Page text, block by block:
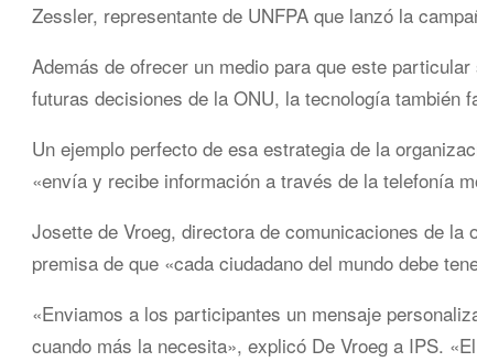
Zessler, representante de UNFPA que lanzó la
Además de ofrecer un medio para que este
futuras decisiones de la ONU, la tecnología también
Un ejemplo perfecto de esa estrategia de la
«envía y recibe información a través de la telefonía
Josette de Vroeg, directora de comunicaciones de
premisa de que «cada ciudadano del mundo debe
«Enviamos a los participantes un mensaje
cuando más la necesita», explicó De Vroeg a IPS.